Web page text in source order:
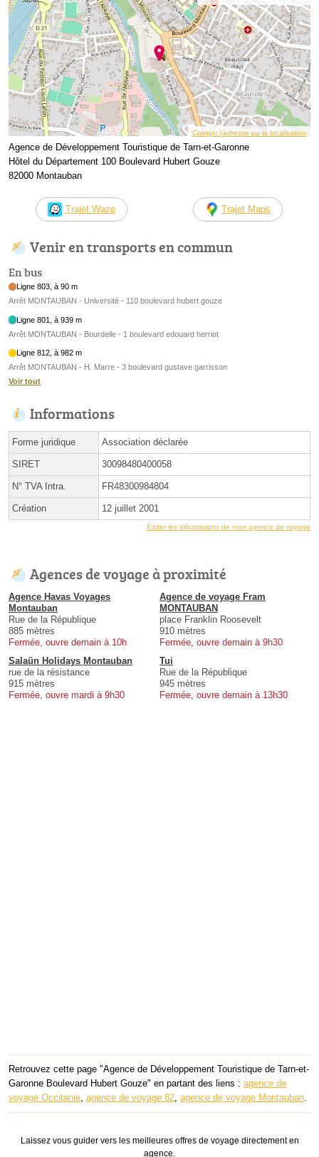
Corriger l’adresse ou la localisation
Agence de Développement Touristique de Tarn-et-Garonne
Hôtel du Département 100 Boulevard Hubert Gouze
82000 Montauban
Trajet Waze Trajet Maps
Venir en transports en commun
En bus
Ligne 803, à 90 m
Arrêt MONTAUBAN - Université - 110 boulevard hubert gouze
Ligne 801, à 939 m
Arrêt MONTAUBAN - Bourdelle - 1 boulevard edouard herriot
Ligne 812, à 982 m
Arrêt MONTAUBAN - H. Marre - 3 boulevard gustave garrisson
Voir tout
Informations
Forme juridique Association déclarée
SIRET 30098480400058
N° TVA Intra. FR48300984804
Création 12 juillet 2001
Éditer les informations de mon agence de voyage
Agences de voyage à proximité
Agence Havas Voyages
Montauban
Rue de la République
885 mètres
Fermée, ouvre demain à 10h
Agence de voyage Fram
MONTAUBAN
place Franklin Roosevelt
910 mètres
Fermée, ouvre demain à 9h30
Salaün Holidays Montauban
rue de la résistance
915 mètres
Fermée, ouvre mardi à 9h30
Tui
Rue de la République
945 mètres
Fermée, ouvre demain à 13h30
Retrouvez cette page "Agence de Développement Touristique de Tarn-et-
Garonne Boulevard Hubert Gouze" en partant des liens : agence de
voyage Occitanie, agence de voyage 82, agence de voyage Montauban.
Laissez vous guider vers les meilleures offres de voyage directement en
agence.